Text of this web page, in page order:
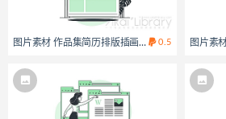
图片素材 作品集简历排版插画扁平场景
0.5 图片素